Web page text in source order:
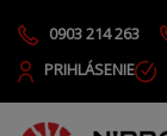
0903 214 263
PRIHLÁSENIE